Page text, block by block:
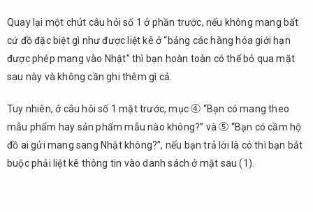
Quay lại một chút câu hỏi số 1 ở phần trước, nếu không mang bất
cứ đồ đặc biệt gì như được liệt kê ở “bảng các hàng hóa giới hạn
được phép mang vào Nhật” thì bạn hoàn toàn có thể bỏ qua mặt
sau này và không cần ghi thêm gì cả.
Tuy nhiên, ở câu hỏi số 1 mặt trước, mục ④ “Bạn có mang theo
mẫu phẩm hay sản phẩm mẫu nào không?” và ⑤ “Bạn có cầm hộ
đồ ai gửi mang sang Nhật không?”, nếu bạn trả lời là có thì bạn bắt
buộc phải liệt kê thông tin vào danh sách ở mặt sau (1).